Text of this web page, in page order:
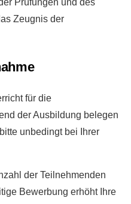
Prüfungen und des
Zeugnis der
für die
der Ausbildung belegen
unbedingt bei Ihrer
der Teilnehmenden
Bewerbung erhöht Ihre